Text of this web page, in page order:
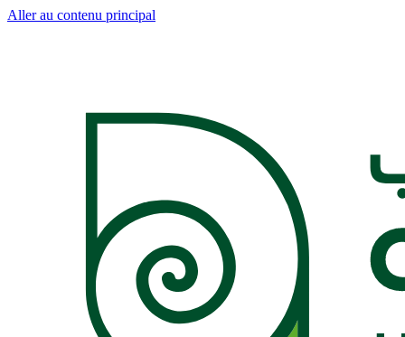
Aller au contenu principal